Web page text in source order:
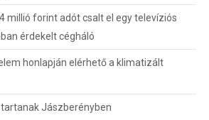
millió forint adót csalt el egy televíziós
érdekelt cégháló
honlapján elérhető a klimatizált
Jászberényben